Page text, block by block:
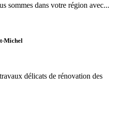
sommes dans votre région avec...
Michel
délicats de rénovation des